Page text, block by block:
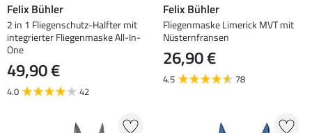
Felix Bühler
2 in 1 Fliegenschutz-Halfter mit
integrierter Fliegenmaske All-In-
One
49,90 €
4.0 42
Felix Bühler
Fliegenmaske Limerick MVT mit
Nüsternfransen
26,90 €
4.5 78